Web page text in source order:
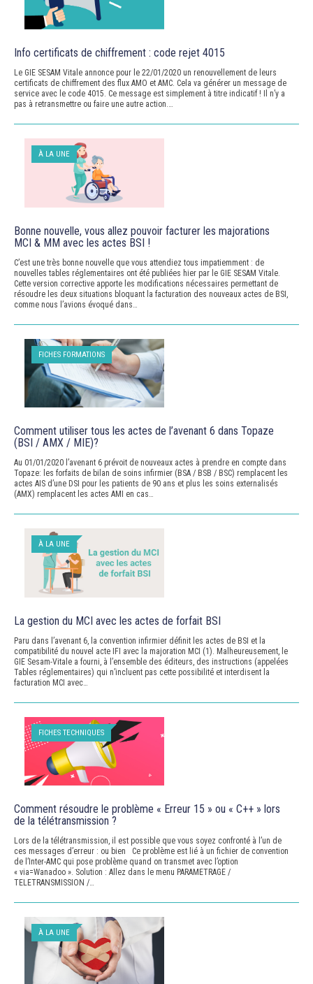
Info certificats de chiffrement : code rejet 4015
Le GIE SESAM Vitale annonce pour le 22/01/2020 un renouvellement de leurs
certificats de chiffrement des flux AMO et AMC. Cela va générer un message de
service avec le code 4015. Ce message est simplement à titre indicatif ! Il n’y a
pas à retransmettre ou faire une autre action.…
À LA UNE
Bonne nouvelle, vous allez pouvoir facturer les majorations
MCI & MM avec les actes BSI !
C’est une très bonne nouvelle que vous attendiez tous impatiemment : de
nouvelles tables réglementaires ont été publiées hier par le GIE SESAM Vitale.
Cette version corrective apporte les modifications nécessaires permettant de
résoudre les deux situations bloquant la facturation des nouveaux actes de BSI,
comme nous l’avions évoqué dans…
FICHES FORMATIONS
Comment utiliser tous les actes de l’avenant 6 dans Topaze
(BSI / AMX / MIE)?
Au 01/01/2020 l’avenant 6 prévoit de nouveaux actes à prendre en compte dans
Topaze: les forfaits de bilan de soins infirmier (BSA / BSB / BSC) remplacent les
actes AIS d’une DSI pour les patients de 90 ans et plus les soins externalisés
(AMX) remplacent les actes AMI en cas…
À LA UNE
La gestion du MCI avec les actes de forfait BSI
Paru dans l’avenant 6, la convention infirmier définit les actes de BSI et la
compatibilité du nouvel acte IFI avec la majoration MCI (1). Malheureusement, le
GIE Sesam-Vitale a fourni, à l’ensemble des éditeurs, des instructions (appelées
Tables réglementaires) qui n’incluent pas cette possibilité et interdisent la
facturation MCI avec…
FICHES TECHNIQUES
Comment résoudre le problème « Erreur 15 » ou « C++ » lors
de la télétransmission ?
Lors de la télétransmission, il est possible que vous soyez confronté à l’un de
ces messages d’erreur : ou bien Ce problème est lié à un fichier de convention
de l’Inter-AMC qui pose problème quand on transmet avec l’option
« via=Wanadoo ». Solution : Allez dans le menu PARAMETRAGE /
TELETRANSMISSION /…
À LA UNE